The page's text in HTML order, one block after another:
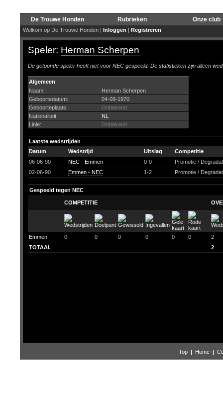
De Trouwe Honden Rubrieken Onze club
Welkom op De Trouwe Honden | Inloggen | Registreren
Speler: Herman Scherpen
De getoonde speler heeft niet voor NEC gespeeld. De statistieken zijn alleen
Algemeen
Naam:
Herman Scherpen
Geboortedatum:
04-09-1970
Geboorteplaats:
Onbekend
Nationaliteit:
NL
Linie:
Onbekend
Laatste wedstrijden
Datum
Wedstrijd Uitslag
Competitie
06-06-90
NEC - Emmen 0-0
Promotie /
02-06-90
Emmen - NEC 1-2 Promotie /
Gespeeld tegen NEC
COMPETITIE
Emmen 0 0 0 0 0 0
2
TOTAAL
2
Top | Home |